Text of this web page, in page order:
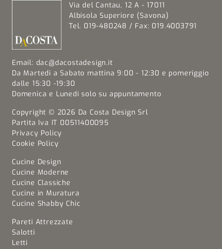
Via del Cantau, 12 A - 17011
Albisola Superiore (Savona)
Tel. 019-480248 / Fax: 019.4003791
Email: dac@dacostadesign.it
Da Martedi a Sabato mattina 9:00 - 12:30 e pomeriggio
dalle 15:30 -19:30
Domenica e Lunedi solo su appuntamento
Copyright © 2026 Da Costa Design Srl
Partita Iva IT 00511400095
Privacy Policy
Cookie Policy
Cucine Design
Cucine Moderne
Cucine Classiche
Cucine in Muratura
Cucine Shabby Chic
Pareti Attrezzate
Salotti
Letti